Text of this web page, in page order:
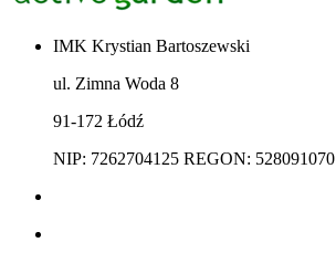
IMK Krystian Bartoszewski
ul. Zimna Woda 8
91-172 Łódź
NIP: 7262704125 REGON: 528091070